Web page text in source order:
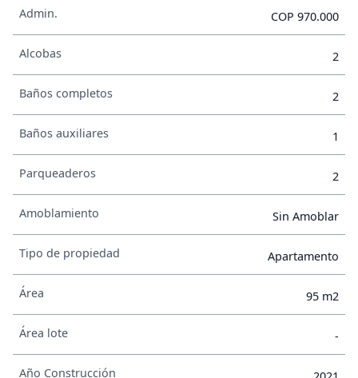
Admin. COP 970.000
Alcobas 2
Baños completos 2
Baños auxiliares 1
Parqueaderos 2
Amoblamiento Sin Amoblar
Tipo de propiedad Apartamento
Área 95 m2
Área lote -
Año Construcción